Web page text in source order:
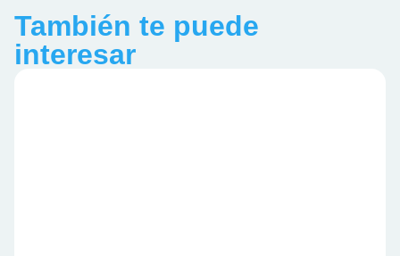
También te puede
interesar